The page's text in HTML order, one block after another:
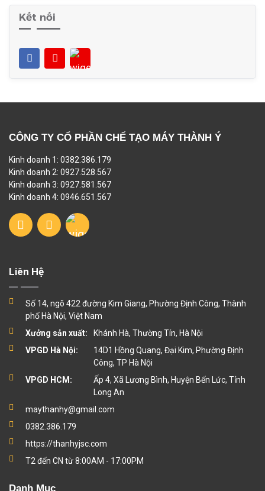
Kết nối
CÔNG TY CỔ PHẦN CHẾ TẠO MÁY THÀNH Ý
Kinh doanh 1: 0382.386.179
Kinh doanh 2: 0927.528.567
Kinh doanh 3: 0927.581.567
Kinh doanh 4: 0946.651.567
Liên Hệ
Số 14, ngõ 422 đường Kim Giang, Phường Định Công, Thành
phố Hà Nội, Việt Nam
Xưởng sản xuất:
Khánh Hà, Thường Tín, Hà Nội
VPGD Hà Nội:
14D1 Hồng Quang, Đại Kim, Phường Định
Công, TP Hà Nội
VPGD HCM:
Ấp 4, Xã Lương Bình, Huyện Bến Lức, Tỉnh
Long An
maythanhy@gmail.com
0382.386.179
https://thanhyjsc.com
T2 đến CN từ 8:00AM - 17:00PM
Danh Mục